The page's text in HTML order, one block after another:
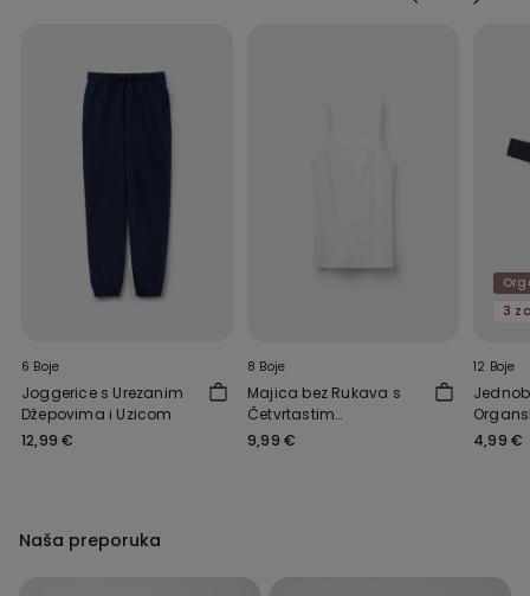
6 Boje
Joggerice s Urezanim
Džepovima i Uzicom
12,99 €
8 Boje
Majica bez Rukava s
Četvrtastim
Ovratnikom od
9,99 €
12 Boje
4,99 €
Naša preporuka